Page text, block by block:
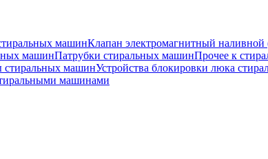
машинКлапан электромагнитный
машинПатрубки стиральных машинПрочее к
машинУстройства блокировки люка
машинами